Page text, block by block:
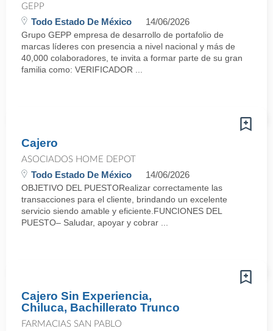
GEPP
Todo Estado De México 14/06/2026
Grupo GEPP empresa de desarrollo de portafolio de
marcas líderes con presencia a nivel nacional y más de
40,000 colaboradores, te invita a formar parte de su gran
familia como: VERIFICADOR ...
Cajero
ASOCIADOS HOME DEPOT
Todo Estado De México 14/06/2026
OBJETIVO DEL PUESTORealizar correctamente las
transacciones para el cliente, brindando un excelente
servicio siendo amable y eficiente.FUNCIONES DEL
PUESTO– Saludar, apoyar y cobrar ...
Cajero Sin Experiencia,
Chiluca, Bachillerato Trunco
FARMACIAS SAN PABLO